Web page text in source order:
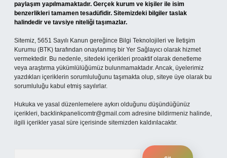
paylaşım yapılmamaktadır. Gerçek kurum ve kişiler ile isim
benzerlikleri tamamen tesadüfidir. Sitemizdeki bilgiler taslak
halindedir ve tavsiye niteliği taşımazlar.
Sitemiz, 5651 Sayılı Kanun gereğince Bilgi Teknolojileri ve İletişim
Kurumu (BTK) tarafından onaylanmış bir Yer Sağlayıcı olarak hizmet
vermektedir. Bu nedenle, sitedeki içerikleri proaktif olarak denetleme
veya araştırma yükümlülüğümüz bulunmamaktadır. Ancak, üyelerimiz
yazdıkları içeriklerin sorumluluğunu taşımakta olup, siteye üye olarak bu
sorumluluğu kabul etmiş sayılırlar.
Hukuka ve yasal düzenlemelere aykırı olduğunu düşündüğünüz
içerikleri, backlinkpanelicomtr@gmail.com adresine bildirmeniz halinde,
ilgili içerikler yasal süre içerisinde sitemizden kaldırılacaktır.